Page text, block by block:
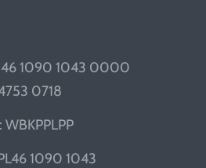
46 1090 1043 0000
0718
WBKPPLPP
1090 1043